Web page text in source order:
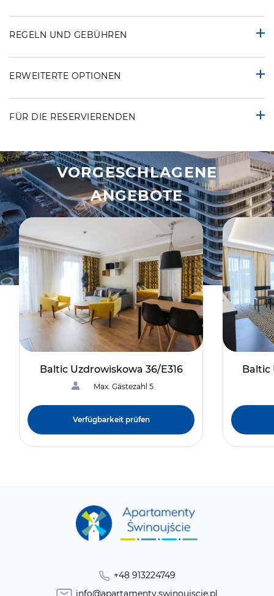
REGELN UND GEBÜHREN
ERWEITERTE OPTIONEN
FÜR DIE RESERVIERENDEN
VORGESCHLAGENE
ANGEBOTE
Baltic Uzdrowiskowa 36/E316
Max. Gästezahl 5
Verfügbarkeit prüfen
Baltic
+48 913224749
info@apartamenty.swinoujscie.pl